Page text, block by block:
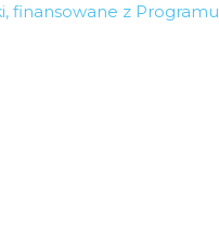
finansowane z